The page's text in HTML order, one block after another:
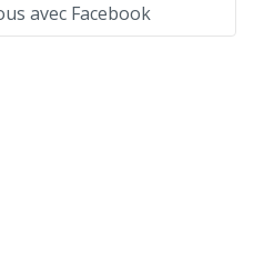
avec Facebook